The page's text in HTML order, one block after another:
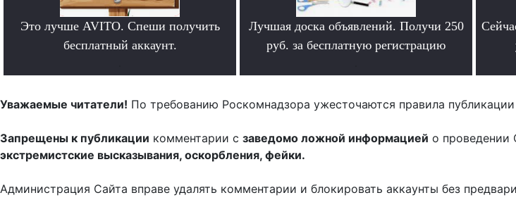
Это лучше AVITO. Спеши получить
бесплатный аккаунт.
Лучшая доска объявлений. Получи 250
руб. за бесплатную регистрацию
Уважаемые читатели! По требованию Роскомнадзора ужесточаются правила
Запрещены к публикации комментарии с заведомо ложной информацией о
экстремистские высказывания, оскорбления, фейки.
Администрация Сайта вправе удалять комментарии и блокировать аккаунты без